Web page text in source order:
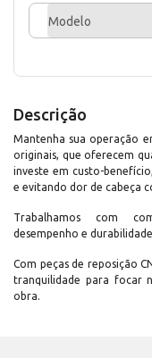
Modelo
Descrição
Mantenha sua operação
originais, que oferecem
investe em custo-
e evitando dor de cabeça
Trabalhamos com
desempenho e
Com peças de reposição
tranquilidade para focar
obra.